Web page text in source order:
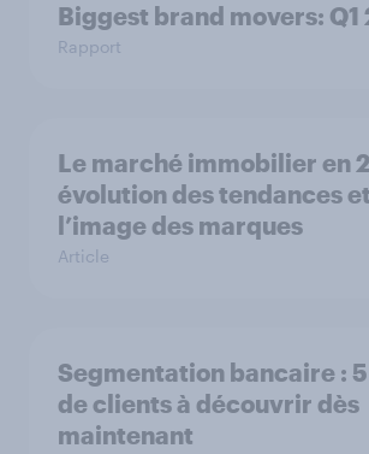
Biggest brand movers: Q1
Rapport
Le marché immobilier en
évolution des tendances
l’image des marques
Article
Segmentation bancaire :
de clients à découvrir dès
maintenant